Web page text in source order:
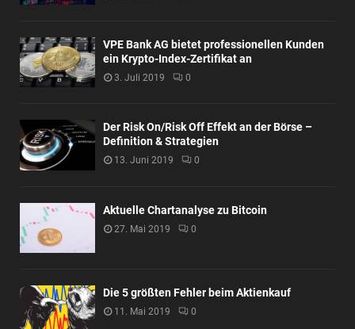
VPE Bank AG bietet professionellen Kunden
ein Krypto-Index-Zertifikat an
3. Juli 2019 0
Der Risk On/Risk Off Effekt an der Börse –
Definition & Strategien
13. Juni 2019 0
Aktuelle Chartanalyse zu Bitcoin
27. Mai 2019 0
Die 5 größten Fehler beim Aktienkauf
11. Mai 2019 0